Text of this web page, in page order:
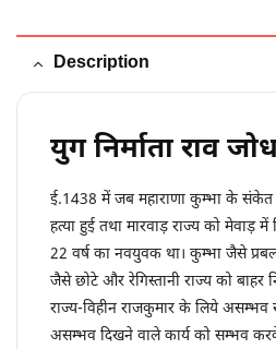
Description
युग निर्माता राव
ई.1438 में जब महाराणा कुम्भा के
हत्या हुई तथा मारवाड़ राज्य को मेवाड़
22 वर्ष का नवयुवक था। कुम्भा जैसे
जैसे छोटे और रेगिस्तानी राज्य को बाहर
राज्य-विहीन राजकुमार के लिये असम्भव
असम्भव दिखने वाले कार्य को सम्भव करके